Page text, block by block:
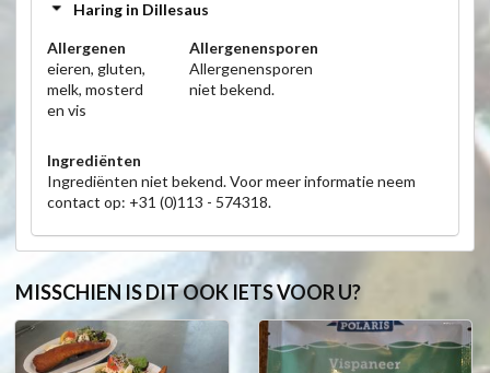
Haring in Dillesaus
Allergenen
eieren, gluten,
melk, mosterd
en vis
Allergenensporen
Allergenensporen
niet bekend.
Ingrediënten
Ingrediënten niet bekend. Voor meer informatie neem
contact op: +31 (0)113 - 574318.
MISSCHIEN IS DIT OOK IETS VOOR U?